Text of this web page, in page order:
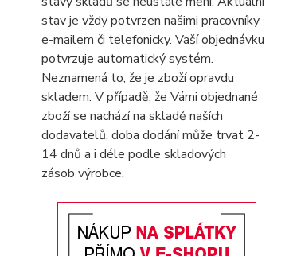
stav je vždy potvrzen našimi pracovníky
e-mailem či telefonicky. Vaší objednávku
potvrzuje automatický systém.
Neznamená to, že je zboží opravdu
skladem. V případě, že Vámi objednané
zboží se nachází na skladě naších
dodavatelů, doba dodání může trvat 2-
14 dnů a i déle podle skladových
zásob výrobce.